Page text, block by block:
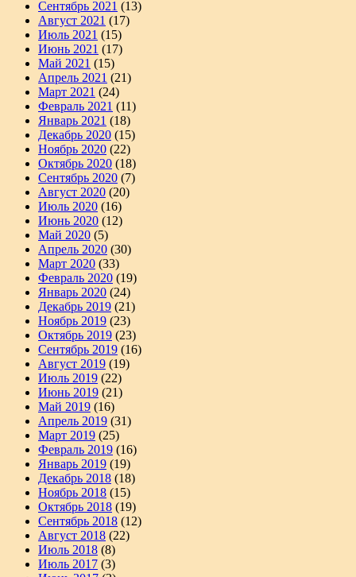
Сентябрь 2021 (13)
Август 2021 (17)
Июль 2021 (15)
Июнь 2021 (17)
Май 2021 (15)
Апрель 2021 (21)
Март 2021 (24)
Февраль 2021 (11)
Январь 2021 (18)
Декабрь 2020 (15)
Ноябрь 2020 (22)
Октябрь 2020 (18)
Сентябрь 2020 (7)
Август 2020 (20)
Июль 2020 (16)
Июнь 2020 (12)
Май 2020 (5)
Апрель 2020 (30)
Март 2020 (33)
Февраль 2020 (19)
Январь 2020 (24)
Декабрь 2019 (21)
Ноябрь 2019 (23)
Октябрь 2019 (23)
Сентябрь 2019 (16)
Август 2019 (19)
Июль 2019 (22)
Июнь 2019 (21)
Май 2019 (16)
Апрель 2019 (31)
Март 2019 (25)
Февраль 2019 (16)
Январь 2019 (19)
Декабрь 2018 (18)
Ноябрь 2018 (15)
Октябрь 2018 (19)
Сентябрь 2018 (12)
Август 2018 (22)
Июль 2018 (8)
Июль 2017 (3)